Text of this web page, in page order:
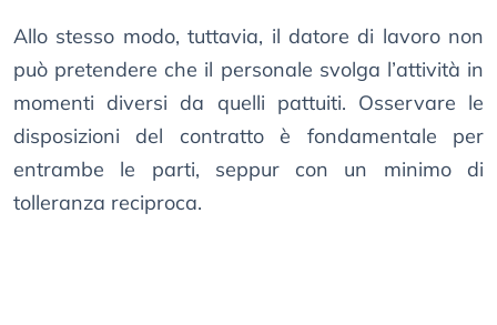
Allo stesso modo, tuttavia, il datore di lavoro non
può pretendere che il personale svolga l’attività in
momenti diversi da quelli pattuiti. Osservare le
disposizioni del contratto è fondamentale per
entrambe le parti, seppur con un minimo di
tolleranza reciproca.